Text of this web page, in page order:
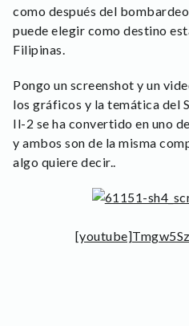
como después del
puede elegir como destino
Filipinas.
Pongo un screenshot y un
los gráficos y la temática del
Il-2 se ha convertido en uno
y ambos son de la misma
algo quiere decir..